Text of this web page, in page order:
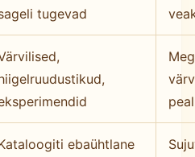
tugevad
ebaühtlane